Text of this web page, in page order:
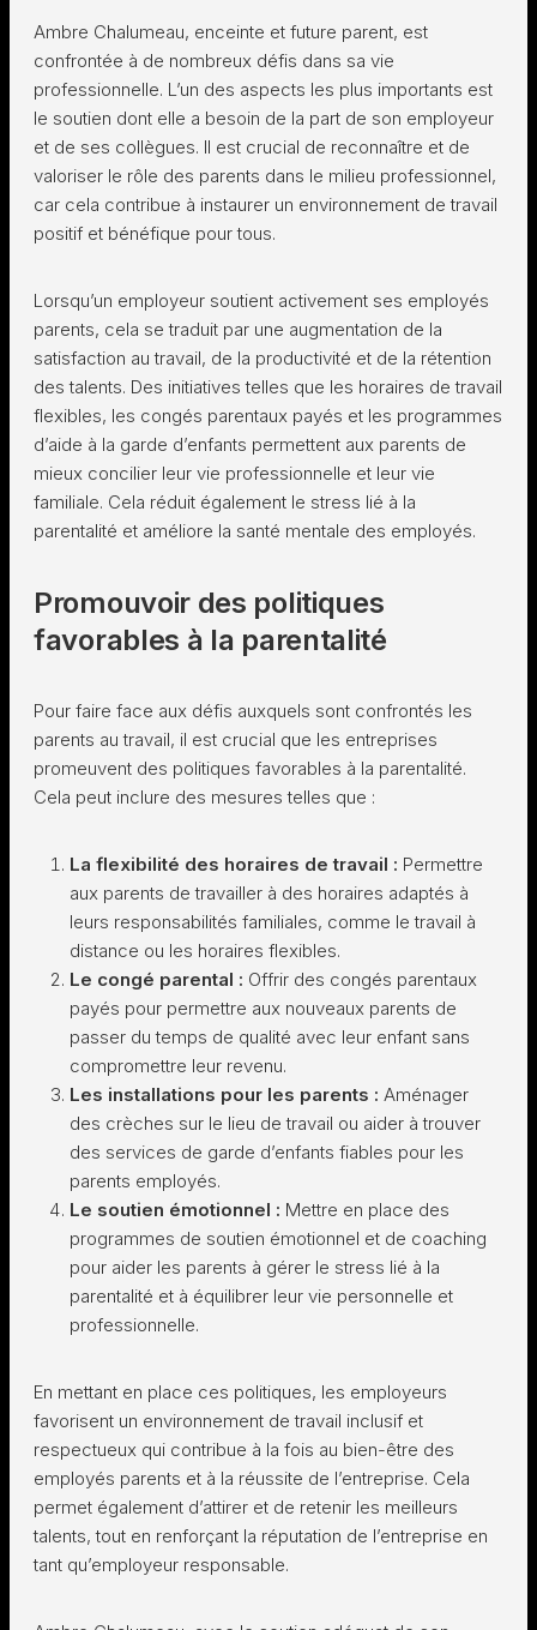
Ambre Chalumeau, enceinte et future parent, est
confrontée à de nombreux défis dans sa vie
professionnelle. L’un des aspects les plus importants est
le soutien dont elle a besoin de la part de son employeur
et de ses collègues. Il est crucial de reconnaître et de
valoriser le rôle des parents dans le milieu professionnel,
car cela contribue à instaurer un environnement de travail
positif et bénéfique pour tous.
Lorsqu’un employeur soutient activement ses employés
parents, cela se traduit par une augmentation de la
satisfaction au travail, de la productivité et de la rétention
des talents. Des initiatives telles que les horaires de travail
flexibles, les congés parentaux payés et les programmes
d’aide à la garde d’enfants permettent aux parents de
mieux concilier leur vie professionnelle et leur vie
familiale. Cela réduit également le stress lié à la
parentalité et améliore la santé mentale des employés.
Promouvoir des politiques
favorables à la parentalité
Pour faire face aux défis auxquels sont confrontés les
parents au travail, il est crucial que les entreprises
promeuvent des politiques favorables à la parentalité.
Cela peut inclure des mesures telles que :
La flexibilité des horaires de travail : Permettre
aux parents de travailler à des horaires adaptés à
leurs responsabilités familiales, comme le travail à
distance ou les horaires flexibles.
Le congé parental : Offrir des congés parentaux
payés pour permettre aux nouveaux parents de
passer du temps de qualité avec leur enfant sans
compromettre leur revenu.
Les installations pour les parents : Aménager
des crèches sur le lieu de travail ou aider à trouver
des services de garde d’enfants fiables pour les
parents employés.
Le soutien émotionnel : Mettre en place des
programmes de soutien émotionnel et de coaching
pour aider les parents à gérer le stress lié à la
parentalité et à équilibrer leur vie personnelle et
professionnelle.
En mettant en place ces politiques, les employeurs
favorisent un environnement de travail inclusif et
respectueux qui contribue à la fois au bien-être des
employés parents et à la réussite de l’entreprise. Cela
permet également d’attirer et de retenir les meilleurs
talents, tout en renforçant la réputation de l’entreprise en
tant qu’employeur responsable.